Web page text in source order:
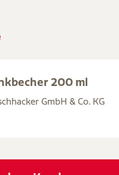
200 ml
GmbH & Co. KG